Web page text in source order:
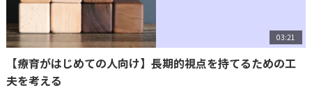
03:21
【療育がはじめての人向け】長期的視点を持てるための工
夫を考える